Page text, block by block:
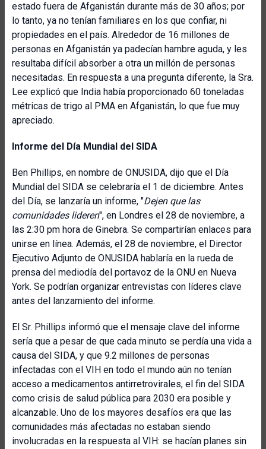
estado fuera de Afganistán durante más de 30 años; por
lo tanto, ya no tenían familiares en los que confiar, ni
propiedades en el país. Alrededor de 16 millones de
personas en Afganistán ya padecían hambre aguda, y les
resultaba difícil absorber a otra un millón de personas
necesitadas. En respuesta a una pregunta diferente, la Sra.
Lee explicó que India había proporcionado 60 toneladas
métricas de trigo al PMA en Afganistán, lo que fue muy
apreciado.
Informe del Día Mundial del SIDA
Ben Phillips, en nombre de ONUSIDA, dijo que el Día
Mundial del SIDA se celebraría el 1 de diciembre. Antes
del Día, se lanzaría un informe, "Dejen que las
comunidades lideren", en Londres el 28 de noviembre, a
las 2:30 pm hora de Ginebra. Se compartirían enlaces para
unirse en línea. Además, el 28 de noviembre, el Director
Ejecutivo Adjunto de ONUSIDA hablaría en la rueda de
prensa del mediodía del portavoz de la ONU en Nueva
York. Se podrían organizar entrevistas con líderes clave
antes del lanzamiento del informe.
El Sr. Phillips informó que el mensaje clave del informe
sería que a pesar de que cada minuto se perdía una vida a
causa del SIDA, y que 9.2 millones de personas
infectadas con el VIH en todo el mundo aún no tenían
acceso a medicamentos antirretrovirales, el fin del SIDA
como crisis de salud pública para 2030 era posible y
alcanzable. Uno de los mayores desafíos era que las
comunidades más afectadas no estaban siendo
involucradas en la respuesta al VIH: se hacían planes sin